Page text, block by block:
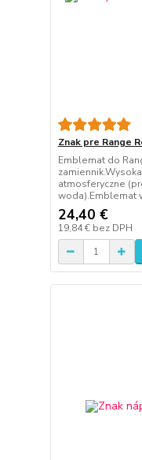
Znak pre Range
Emblemat do
atmosferyczne
woda).Emblemat
24,40 €
19,84 € bez DPH